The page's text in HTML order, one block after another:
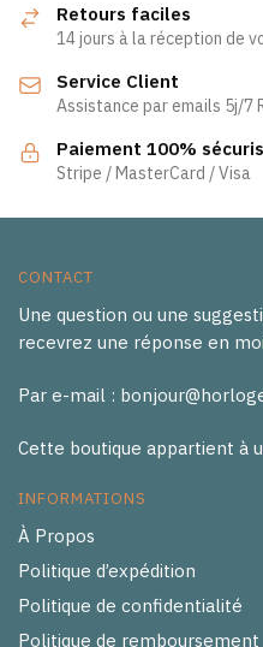
Retours faciles
14 jours à la réception de
Service Client
Assistance par emails 5j/7
Paiement 100%
Stripe / MasterCard / Visa
CONTACT
Une question ou une
recevrez une réponse en
Par e-mail :
Cette boutique appartient à
INFORMATIONS
À Propos
Politique d’expédition
Politique de confidentialité
Politique de remboursement